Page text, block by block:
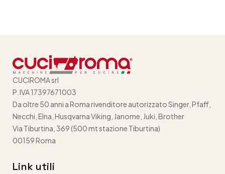
CUCIROMA srl
P. IVA 17397671003
Da oltre 50 anni a Roma rivenditore autorizzato Singer, Pfaff,
Necchi, Elna, Husqvarna Viking, Janome, Juki, Brother
Via Tiburtina, 369 (500 mt stazione Tiburtina)
00159 Roma
Link utili